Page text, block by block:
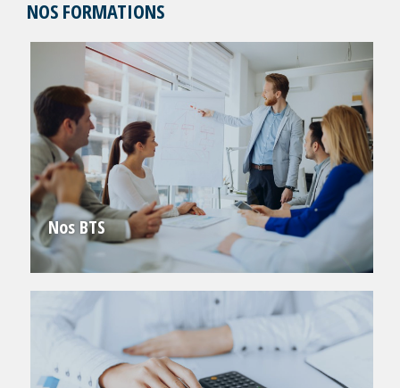
NOS FORMATIONS
Nos BTS